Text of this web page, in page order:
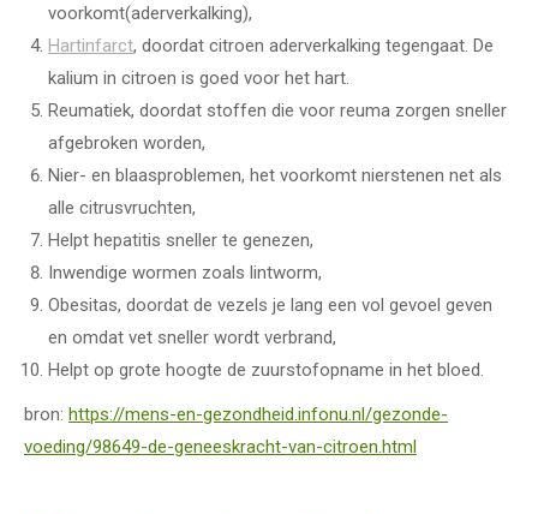
voorkomt(aderverkalking),
Hartinfarct, doordat citroen aderverkalking tegengaat. De
kalium in citroen is goed voor het hart.
Reumatiek, doordat stoffen die voor reuma zorgen sneller
afgebroken worden,
Nier- en blaasproblemen, het voorkomt nierstenen net als
alle citrusvruchten,
Helpt hepatitis sneller te genezen,
Inwendige wormen zoals lintworm,
Obesitas, doordat de vezels je lang een vol gevoel geven
en omdat vet sneller wordt verbrand,
Helpt op grote hoogte de zuurstofopname in het bloed.
bron: https://mens-en-gezondheid.infonu.nl/gezonde-
voeding/98649-de-geneeskracht-van-citroen.html